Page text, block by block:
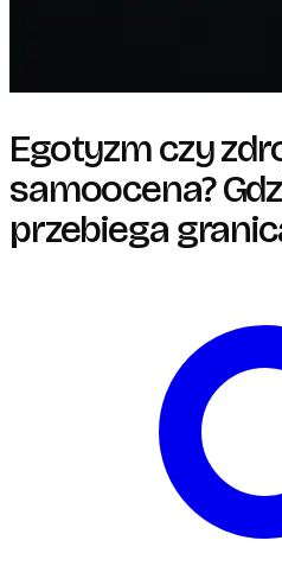
Egotyzm czy
samoocena?
przebiega